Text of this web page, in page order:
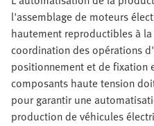
l'assemblage de moteurs
hautement reproductibles à
coordination des opérations
positionnement et de fixation
composants haute tension
pour garantir une
production de véhicules